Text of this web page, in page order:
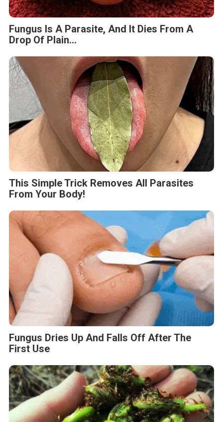
Fungus Is A Parasite, And It Dies From A
Drop Of Plain...
This Simple Trick Removes All Parasites
From Your Body!
Fungus Dries Up And Falls Off After The
First Use